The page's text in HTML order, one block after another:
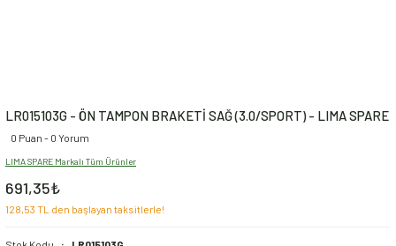
LR015103G - ÖN TAMPON BRAKETİ SAĞ (3.0/SPORT) - LIMA SPARE
0 Puan - 0 Yorum
LIMA SPARE Markalı Tüm Ürünler
691,35₺
128,53 TL den başlayan taksitlerle!